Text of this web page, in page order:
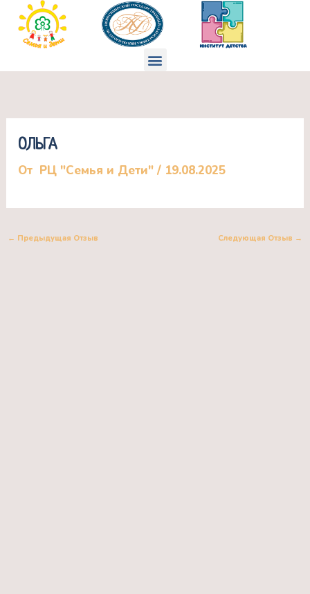
Перейти
содержимому
Меню
ОЛЬГА
От РЦ "Семья и Дети"/ 19.08.2025
← Предыдущая Отзыв Следующая Отзыв →